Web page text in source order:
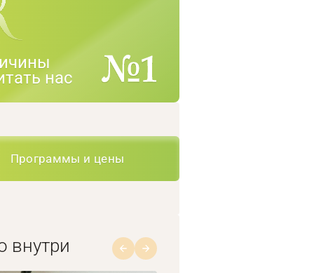
нас
Программы и цены
внутри